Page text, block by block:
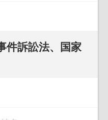
件訴訟法、国家